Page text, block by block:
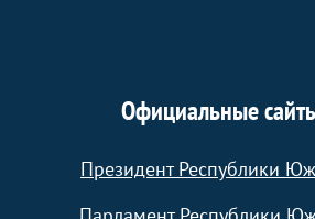
Официальные
Президент Республики